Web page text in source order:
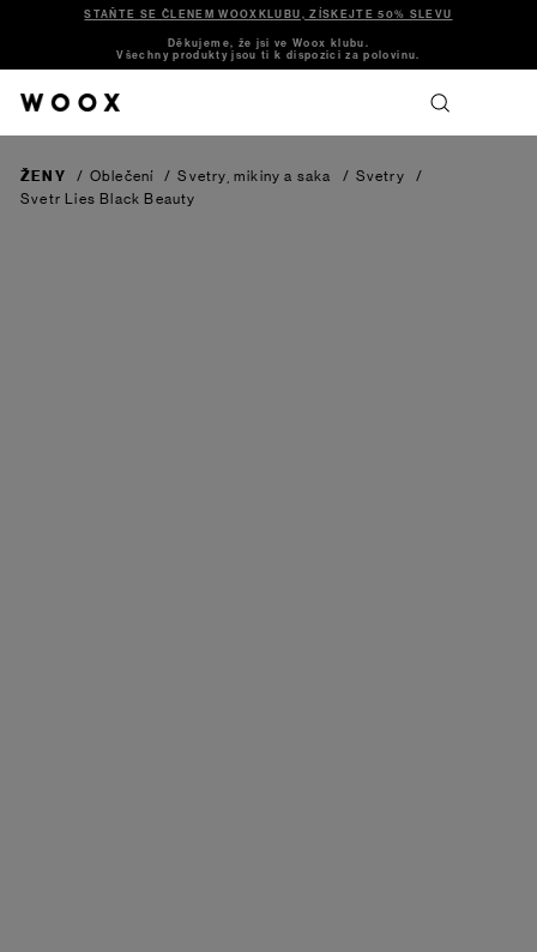
STAŇTE SE ČLENEM WOOXKLUBU, ZÍSKEJTE 50% SLEVU
Děkujeme, že jsi ve Woox klubu.
Všechny produkty jsou ti k dispozici za polovinu.
ŽENY / Oblečení / Svetry, mikiny a saka / Svetry
/
Svetr Lies Black Beauty